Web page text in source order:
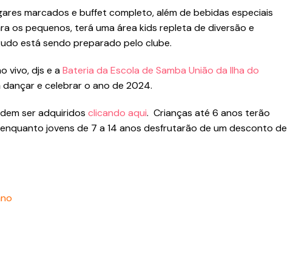
marcados e buffet completo, além de bebidas especiais
os pequenos, terá uma área kids repleta de diversão e
está sendo preparado pelo clube.
vivo, djs e aBateria da Escola de Samba União da Ilha do
e celebrar o ano de 2024.
ser adquiridos clicando aqui. Crianças até 6 anos terão
jovens de 7 a 14 anos desfrutarão de um desconto de